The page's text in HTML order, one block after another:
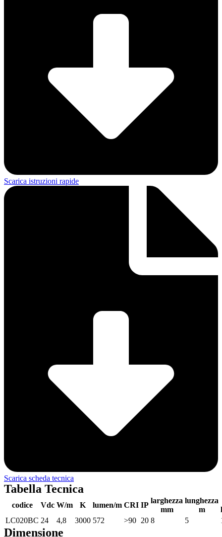
Scarica istruzioni rapide
Scarica scheda tecnica
Tabella Tecnica
codice Vdc W/m K lumen/m CRI IP
larghezza
mm
lunghezza
m
LC020BC 24 4,8 3000 572 >90 20 8 5
Dimensione